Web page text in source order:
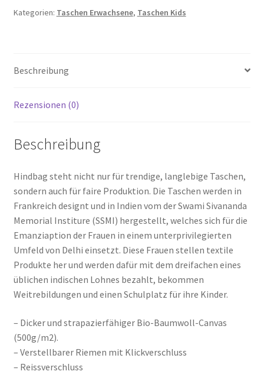
Teddy
Kategorien: Taschen Erwachsene, Taschen Kids
Beschreibung
Rezensionen (0)
Beschreibung
Hindbag steht nicht nur für trendige, langlebige Taschen,
sondern auch für faire Produktion. Die Taschen werden in
Frankreich designt und in Indien vom der Swami Sivananda
Memorial Institure (SSMI) hergestellt, welches sich für die
Emanziaption der Frauen in einem unterprivilegierten
Umfeld von Delhi einsetzt. Diese Frauen stellen textile
Produkte her und werden dafür mit dem dreifachen eines
üblichen indischen Lohnes bezahlt, bekommen
Weitrebildungen und einen Schulplatz für ihre Kinder.
– Dicker und strapazierfähiger Bio-Baumwoll-Canvas
(500g/m2).
– Verstellbarer Riemen mit Klickverschluss
– Reissverschluss